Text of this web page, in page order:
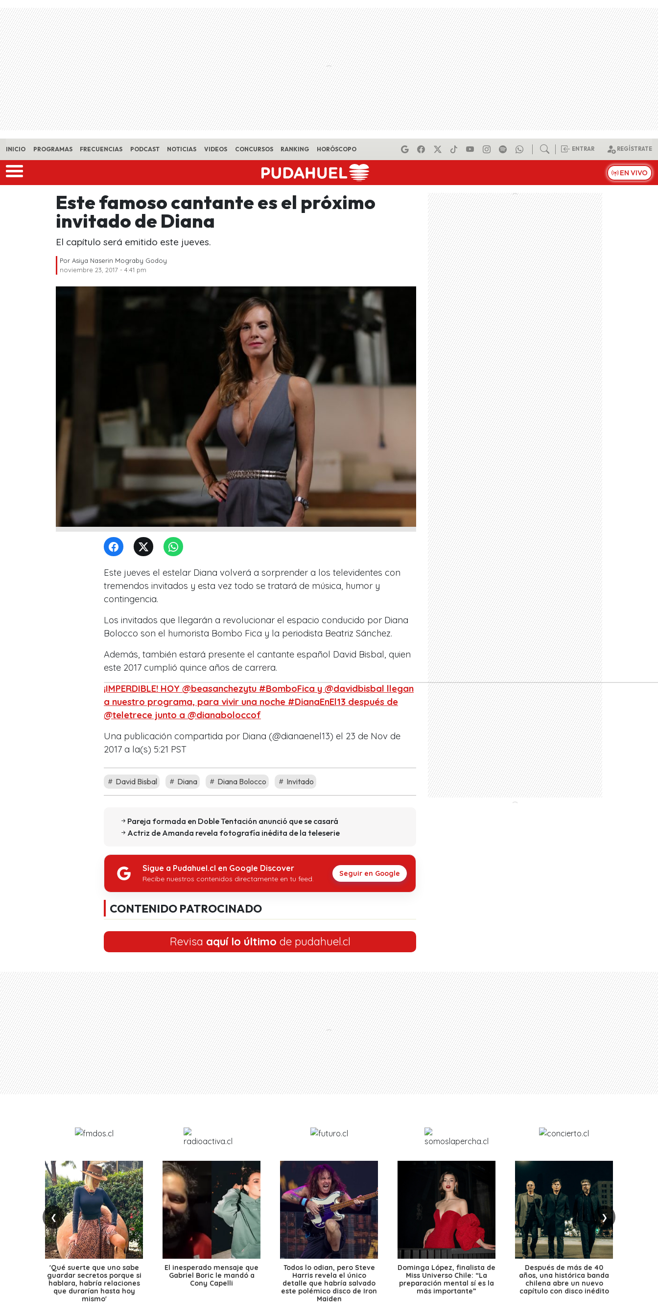
Skip to main content
INICIO PROGRAMAS FRECUENCIAS PODCAST NOTICIAS VIDEOS CONCURSOS RANKING HORÓSCOPO ENTRAR REGÍSTRATE
EN VIVO
Este famoso cantante es el próximo
invitado de Diana
El capítulo será emitido este jueves.
Por Asiya Naserin Mograby Godoy
noviembre 23, 2017 - 4:41 pm
Este jueves el estelar Diana volverá a sorprender a los televidentes con
tremendos invitados y esta vez todo se tratará de música, humor y
contingencia.
Los invitados que llegarán a revolucionar el espacio conducido por Diana
Bolocco son el humorista Bombo Fica y la periodista Beatriz Sánchez.
Además, también estará presente el cantante español David Bisbal, quien
este 2017 cumplió quince años de carrera.
¡IMPERDIBLE! HOY @beasanchezytu #BomboFica y @davidbisbal llegan
a nuestro programa, para vivir una noche #DianaEnEl13 después de
@teletrece junto a @dianaboloccof
Una publicación compartida por Diana (@dianaenel13) el 23 de Nov de
2017 a la(s) 5:21 PST
David Bisbal Diana Diana Bolocco Invitado
Pareja formada en Doble Tentación anunció que se casará
Actriz de Amanda revela fotografía inédita de la teleserie
Sigue a Pudahuel.cl en Google Discover
Recibe nuestros contenidos directamente en tu feed.
Seguir en Google
CONTENIDO PATROCINADO
Revisa aquí lo último de pudahuel.cl
❮ ❯
'Qué suerte que uno sabe
guardar secretos porque si
hablara, habría relaciones
que durarían hasta hoy
mismo'
El inesperado mensaje que
Gabriel Boric le mandó a
Cony Capelli
Todos lo odian, pero Steve
Harris revela el único
detalle que habría salvado
este polémico disco de Iron
Maiden
Dominga López, finalista de
Miss Universo Chile: “La
preparación mental sí es la
más importante”
Después de más de 40
años, una histórica banda
chilena abre un nuevo
capítulo con disco inédito